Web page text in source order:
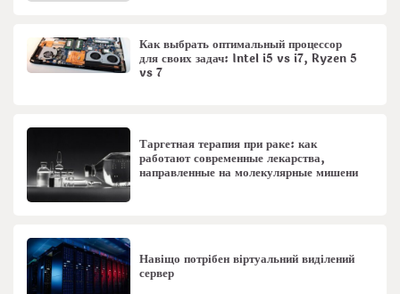
Как выбрать оптимальный процессор
для своих задач: Intel i5 vs i7, Ryzen 5
vs 7
Таргетная терапия при раке: как
работают современные лекарства,
направленные на молекулярные мишени
Навіщо потрібен віртуальний виділений
сервер